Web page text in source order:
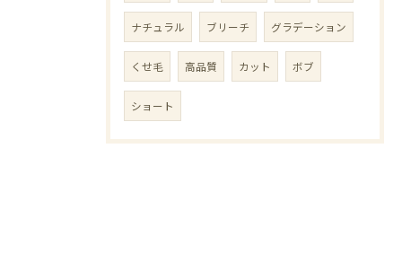
ナチュラル ブリーチ グラデーション
くせ毛 高品質 カット ボブ
ショート